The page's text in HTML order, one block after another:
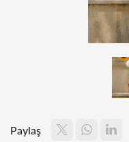
Paylaş